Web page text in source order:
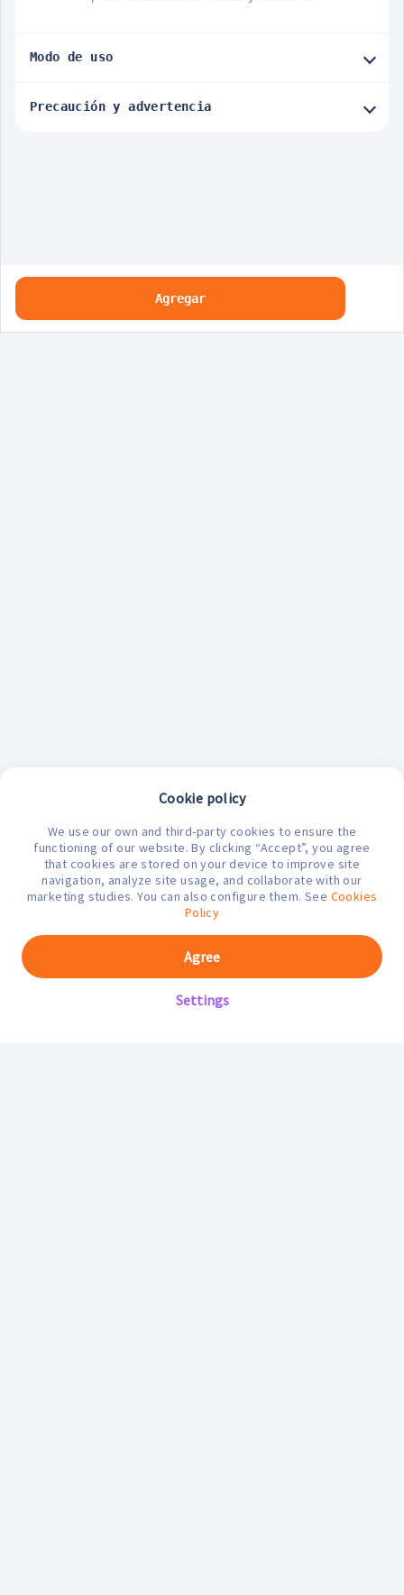
¿En qué podemos ayudarte hoy?
Modo de uso
Precaución y advertencia
Agregar
Cookie policy
We use our own and third-party cookies to ensure the
functioning of our website. By clicking “Accept”, you agree
that cookies are stored on your device to improve site
navigation, analyze site usage, and collaborate with our
marketing studies. You can also configure them. See Cookies
Policy
Settings
Agree